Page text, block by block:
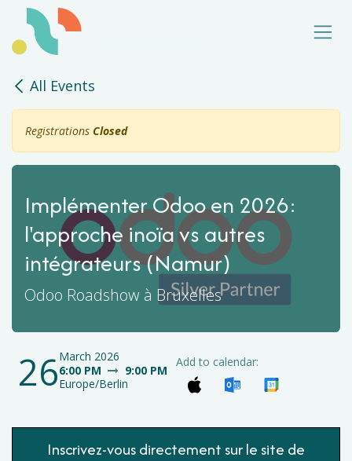
Skip to Content
All Events
Registrations Closed
Implémenter Odoo en 2026:
l'approche inoïa vs autres
intégrateurs (Namur)
Odoo Roadshow à Bruxelles
26March 2026
6:00 PM
9:00 PM
Europe/Berlin
Add to calendar:
Inscrivez-vous directement sur le site de